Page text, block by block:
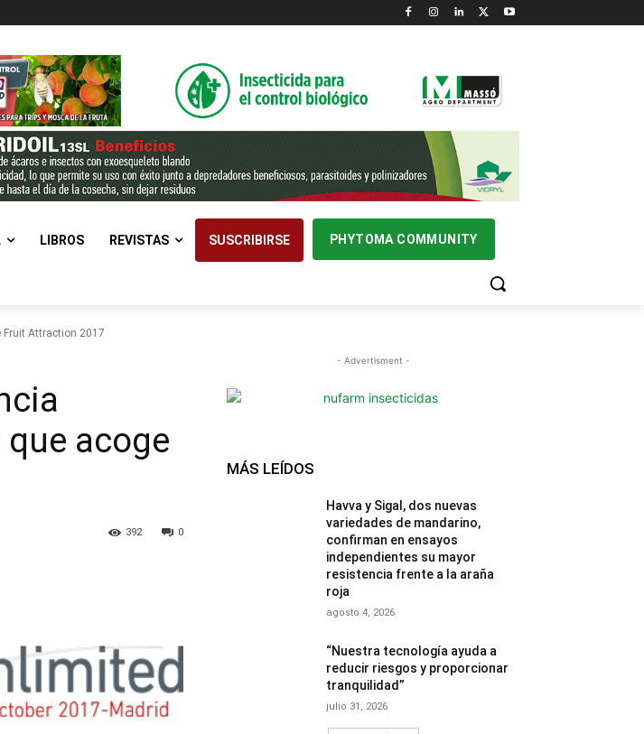
LIBROS REVISTAS SUSCRIBIRSE PHYTOMA COMMUNITY
Fruit Attraction 2017
acoge
0
392
- Advertisment -
MÁS LEÍDOS
Havva y Sigal, dos nuevas
variedades de mandarino,
confirman en ensayos
independientes su mayor
resistencia frente a la araña
roja
agosto 4, 2026
“Nuestra tecnología ayuda a
reducir riesgos y proporcionar
tranquilidad”
julio 31, 2026